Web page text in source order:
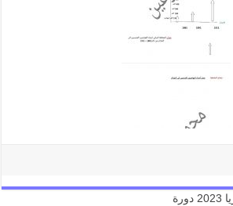
أسئلة التاريخ بكالوريا 2023 دورة